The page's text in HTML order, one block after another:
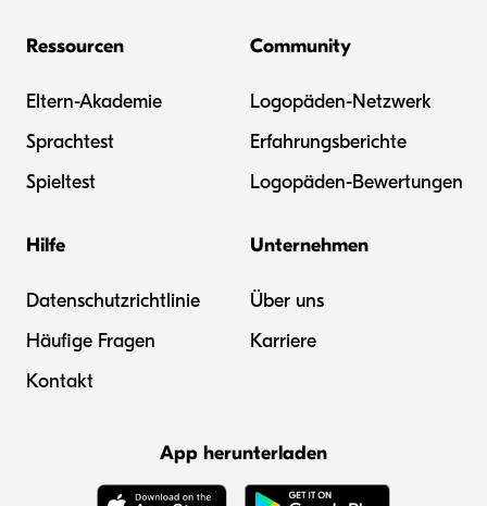
Ressourcen
Eltern-Akademie
Sprachtest
Spieltest
Community
Logopäden-Netzwerk
Erfahrungsberichte
Logopäden-Bewertungen
Hilfe
Datenschutzrichtlinie
Häufige Fragen
Kontakt
Unternehmen
Über uns
Karriere
App herunterladen